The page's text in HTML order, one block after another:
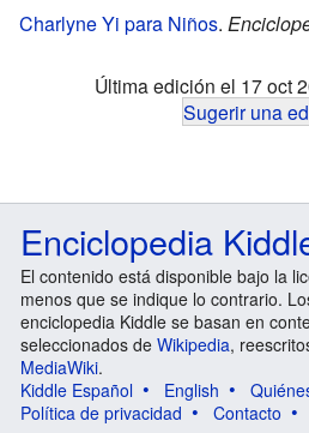
Charlyne Yi para Niños.
Última edición el 17 oct
Sugerir una
Enciclopedia
El contenido está disponible bajo la
menos que se indique lo contrario.
enciclopedia Kiddle se basan en
seleccionados de Wikipedia,
MediaWiki.
Kiddle Español
English
Política de privacidad
Contacto